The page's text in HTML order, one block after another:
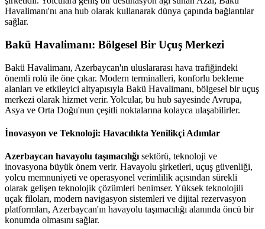
Havalimanı'nı ana hub olarak kullanarak dünya çapında bağlantılar
sağlar.
Bakü Havalimanı: Bölgesel Bir Uçuş Merkezi
Bakü Havalimanı, Azerbaycan'ın uluslararası hava trafiğindeki
önemli rolü ile öne çıkar. Modern terminalleri, konforlu bekleme
alanları ve etkileyici altyapısıyla Bakü Havalimanı, bölgesel bir uçuş
merkezi olarak hizmet verir. Yolcular, bu hub sayesinde Avrupa,
Asya ve Orta Doğu'nun çeşitli noktalarına kolayca ulaşabilirler.
İnovasyon ve Teknoloji: Havacılıkta Yenilikçi Adımlar
Azerbaycan havayolu taşımacılığısektörü, teknoloji ve
inovasyona büyük önem verir. Havayolu şirketleri, uçuş güvenliği,
yolcu memnuniyeti ve operasyonel verimlilik açısından sürekli
olarak gelişen teknolojik çözümleri benimser. Yüksek teknolojili
uçak filoları, modern navigasyon sistemleri ve dijital rezervasyon
platformları, Azerbaycan'ın havayolu taşımacılığı alanında öncü bir
konumda olmasını sağlar.